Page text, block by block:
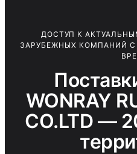
ДОСТУП К
ЗАРУБЕЖНЫХ КОМПАНИЙ С
WONRAY
CO.LTD —